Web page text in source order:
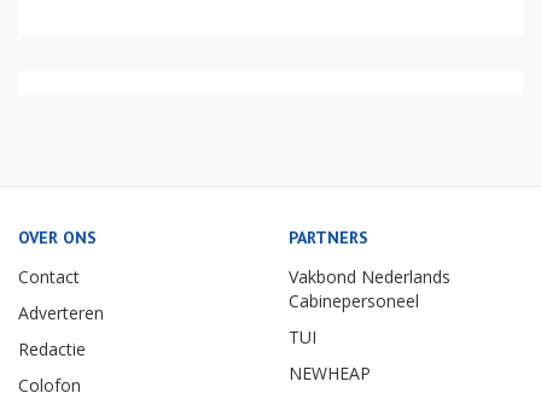
OVER ONS
Contact
Adverteren
Redactie
Colofon
PARTNERS
Vakbond Nederlands
Cabinepersoneel
TUI
NEWHEAP